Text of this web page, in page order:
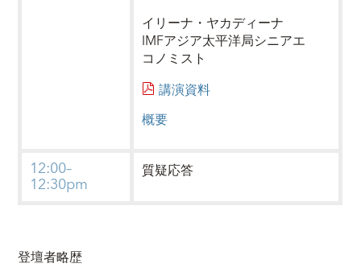
イリーナ・ヤカディーナ
IMFアジア太平洋局シニアエ
コノミスト
講演資料
概要
12:00–
12:30pm
質疑応答
登壇者略歴